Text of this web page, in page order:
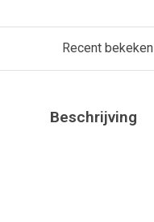
Recent bekeken
Beschrijving